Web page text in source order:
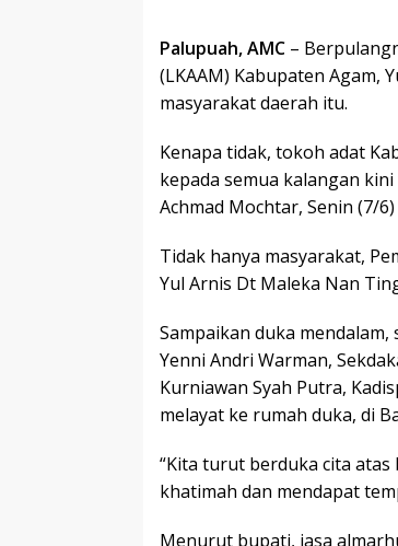
Palupuah, AMC –
(LKAAM) Kabupaten Agam,
masyarakat daerah itu.
Kenapa tidak, tokoh adat
kepada semua kalangan
Achmad Mochtar, Senin (7/
Tidak hanya masyarakat,
Yul Arnis Dt Maleka Nan
Sampaikan duka
Yenni Andri Warman,
Kurniawan Syah Putra,
melayat ke rumah duka, di
“Kita turut berduka cita
khatimah dan mendapat
Menurut bupati, jasa